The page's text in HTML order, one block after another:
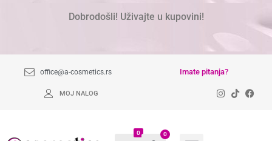
Dobrodošli! Uživajte u kupovini!
office@a-cosmetics.rs Imate pitanja?
MOJ NALOG
0 0